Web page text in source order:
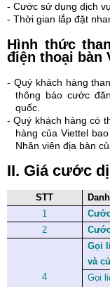
- Cước sử dụng dịch
- Thời gian lắp đặt
Hình thức
điện thoại bàn
- Quý khách hàng
thông báo cước
quốc.
- Quý khách hàng có
hàng của Viettel
Nhân viên địa bàn
II. Giá cước
STT
1
2
4
Gọi
và
Gọi